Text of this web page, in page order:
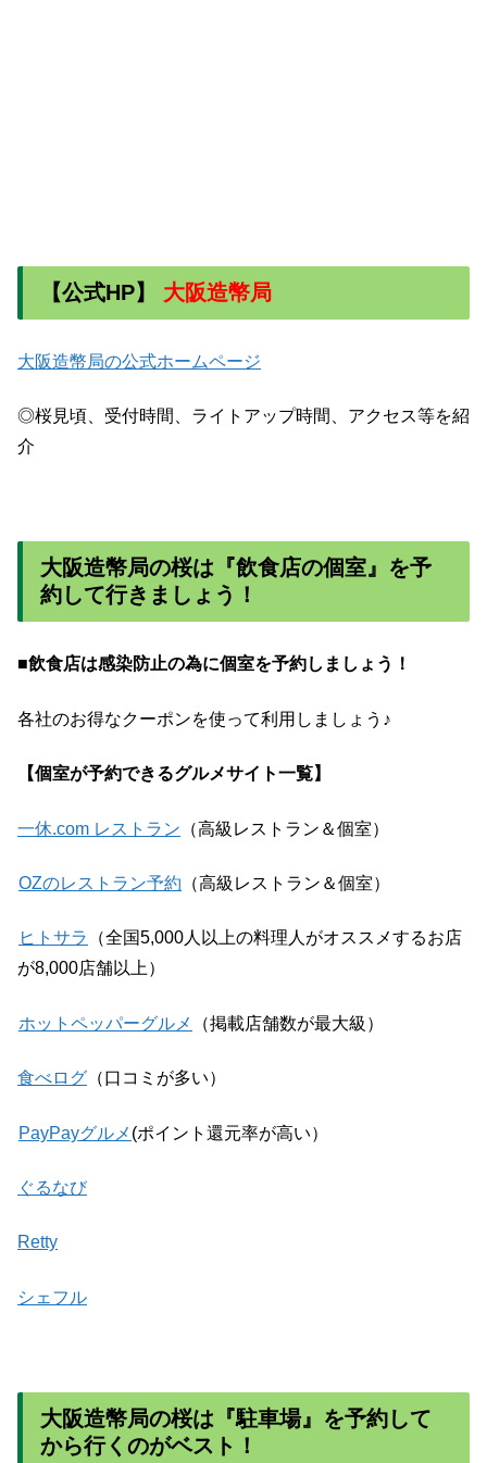
【公式HP】 大阪造幣局
大阪造幣局の公式ホームページ
◎桜見頃、受付時間、ライトアップ時間、アクセス等を紹
介
大阪造幣局の桜は『飲食店の個室』を予
約して行きましょう！
■飲食店は感染防止の為に個室を予約しましょう！
各社のお得なクーポンを使って利用しましょう♪
【個室が予約できるグルメサイト一覧】
一休.com レストラン （高級レストラン＆個室）
OZのレストラン予約 （高級レストラン＆個室）
ヒトサラ
（全国5,000人以上の料理人がオススメするお店
が8,000店舗以上）
ホットペッパーグルメ （掲載店舗数が最大級）
食べログ （口コミが多い）
PayPayグルメ (ポイント還元率が高い）
ぐるなび
Retty
シェフル
大阪造幣局の桜は『駐車場』を予約して
から行くのがベスト！